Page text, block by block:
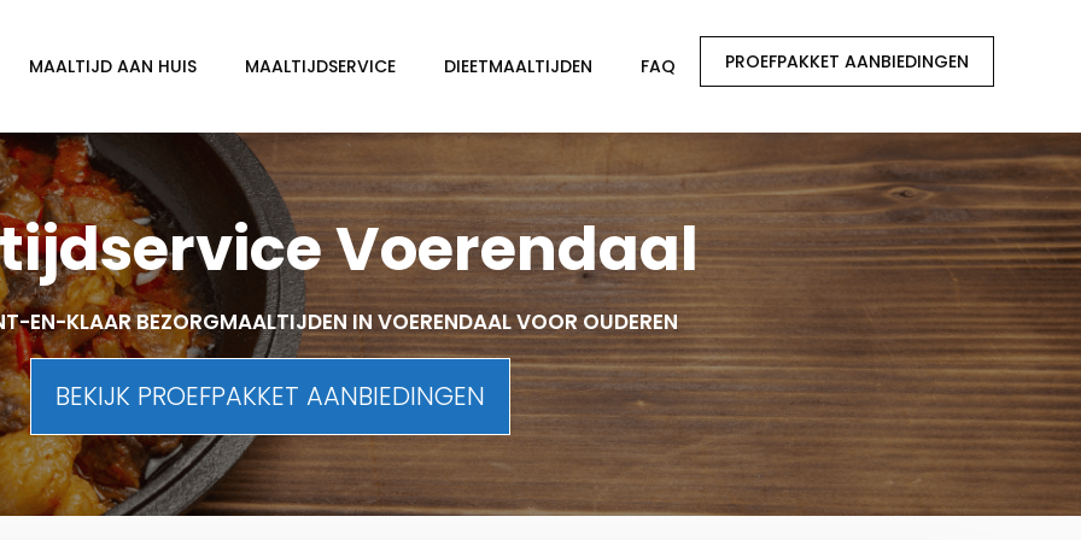
MAALTIJD AAN HUIS MAALTIJDSERVICE DIEETMAALTIJDEN FAQ PROEFPAKKET AANBIEDINGEN
Voerendaal
EN-KLAAR BEZORGMAALTIJDEN IN VOERENDAAL VOOR OUDEREN
BEKIJK PROEFPAKKET AANBIEDINGEN